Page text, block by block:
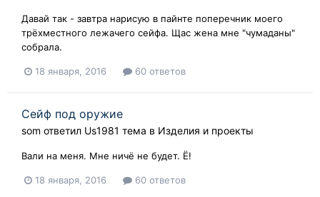
Давай так - завтра нарисую в пайнте поперечник моего
трёхместного лежачего сейфа. Щас жена мне "чумаданы"
собрала.
18 января, 2016 60 ответов
Сейф под оружие
som ответил Us1981 тема в Изделия и проекты
Вали на меня. Мне ничё не будет. Ё!
18 января, 2016 60 ответов